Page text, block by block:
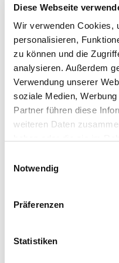
Diese Webseite
Wir verwenden Cookies,
personalisieren,
zu können und die
analysieren. Außerdem
Verwendung unserer
soziale Medien,
Partner führen diese
weiteren Daten
Notwendig
Präferenzen
Statistiken
Un avenir lumineux
Il y a longtemps que les
relâche à l’optimisation
diodes
matière. Elles utilisent